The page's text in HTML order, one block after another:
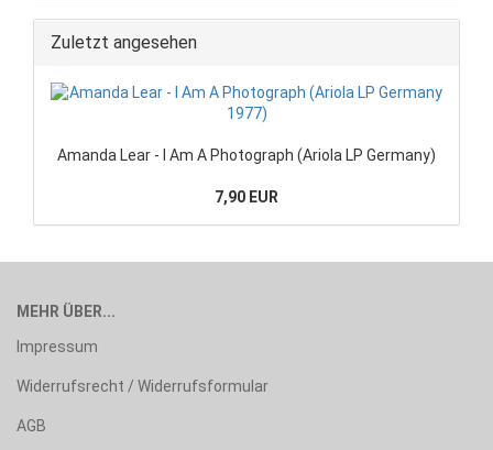
Zuletzt angesehen
Amanda Lear - I Am A Photograph (Ariola LP Germany)
7,90 EUR
MEHR ÜBER...
Impressum
Widerrufsrecht / Widerrufsformular
AGB